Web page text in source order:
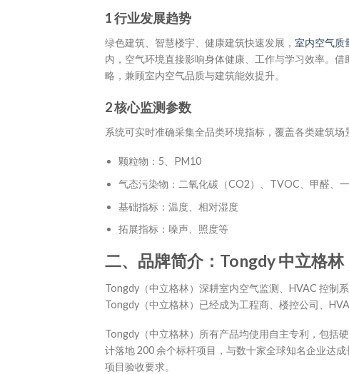
1行业发展趋势
绿色建筑、智慧楼宇、健康建筑快速发展， 室内空气质
内，空气环境直接影响身体健康、工作与学习效率。
略，兼顾室内空气品质与建筑能效提升。
2 核心监测参数
系统可实时准确采集全品类环境指标，覆盖各类建筑场
颗粒物：5、PM10
气态污染物：二氧化碳（CO2）、TVOC、甲醛、
基础指标：温度、相对湿度
拓展指标：噪声、照度等
二、品牌简介：Tongdy 中立格林
Tongdy（中立格林）深耕室内空气监测、HVAC 控制
Tongdy（中立格林）已经成为工程商、楼控公司、
Tongdy（中立格林）所有产品均使用自主专利，包括
计落地 200 余个标杆项目，与数十家全球知名企业达
项目验收要求。